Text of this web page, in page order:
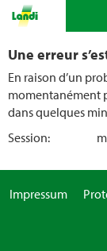
Une erreur
En raison d’un
momentanément
dans quelques
Session:
Impressum